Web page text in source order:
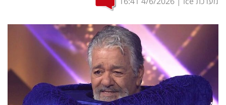
ומחקרים
רכילות
עסקית